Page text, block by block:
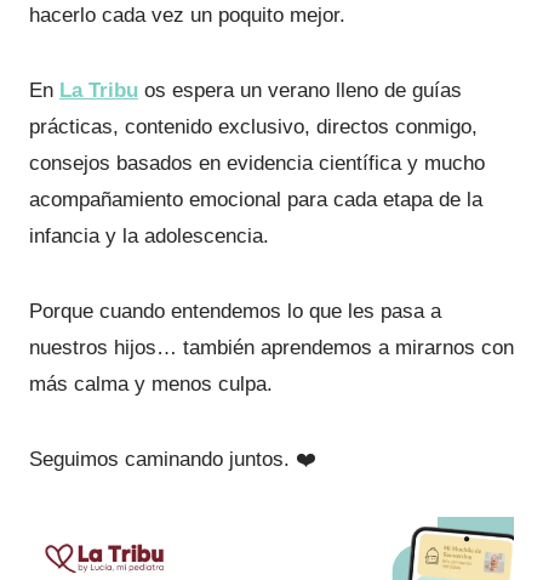
hacerlo cada vez un poquito mejor.
En La Tribu os espera un verano lleno de guías
prácticas, contenido exclusivo, directos conmigo,
consejos basados en evidencia científica y mucho
acompañamiento emocional para cada etapa de la
infancia y la adolescencia.
Porque cuando entendemos lo que les pasa a
nuestros hijos… también aprendemos a mirarnos con
más calma y menos culpa.
Seguimos caminando juntos. ❤️